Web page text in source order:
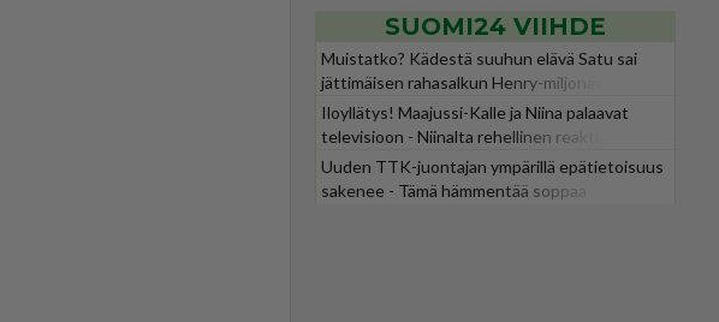
SUOMI24 VIIHDE
Muistatko? Kädestä suuhun elävä Satu sai
jättimäisen rahasalkun Henry-miljonääriltä
Iloyllätys! Maajussi-Kalle ja Niina palaavat
televisioon - Niinalta rehellinen reaktio:
"KÄÄKS!"
Uuden TTK-juontajan ympärillä epätietoisuus
sakenee - Tämä hämmentää soppaa